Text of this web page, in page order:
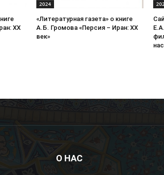
ХХ
2024
«Литературная газета» о книге
А.Б. Громова «Персия – Иран: ХХ
век»
О НАС